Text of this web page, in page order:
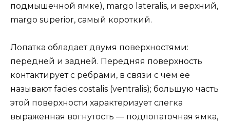
подмышечной ямке), margo lateralis, и верхний,
margo superior, самый короткий.
Лопатка обладает двумя поверхностями:
передней и задней. Передняя поверхность
контактирует с рёбрами, в связи с чем её
называют facies costalis (ventralis); большую часть
этой поверхности характеризует слегка
выраженная вогнутость — подлопаточная ямка,